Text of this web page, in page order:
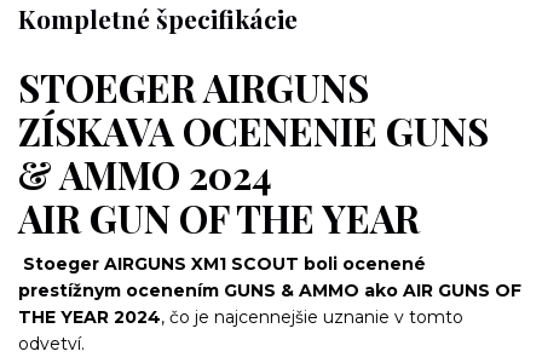
Kompletné špecifikácie
STOEGER AIRGUNS
ZÍSKAVA OCENENIE GUNS
& AMMO 2024
AIR GUN OF THE YEAR
Stoeger AIRGUNS XM1 SCOUT boli ocenené
prestížnym ocenením GUNS & AMMO ako AIR GUNS OF
THE YEAR 2024, čo je najcennejšie uznanie v tomto
odvetví.